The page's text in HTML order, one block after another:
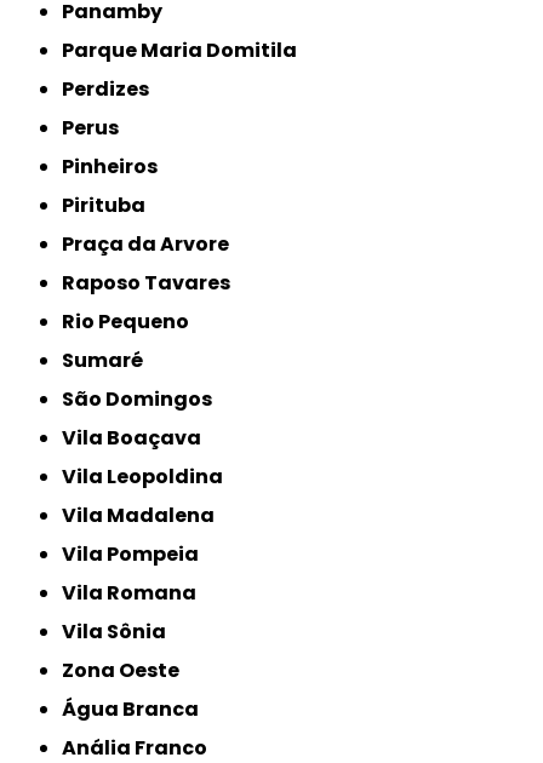
Panamby
Parque Maria Domitila
Perdizes
Perus
Pinheiros
Pirituba
Praça da Arvore
Raposo Tavares
Rio Pequeno
Sumaré
São Domingos
Vila Boaçava
Vila Leopoldina
Vila Madalena
Vila Pompeia
Vila Romana
Vila Sônia
Zona Oeste
Água Branca
Anália Franco